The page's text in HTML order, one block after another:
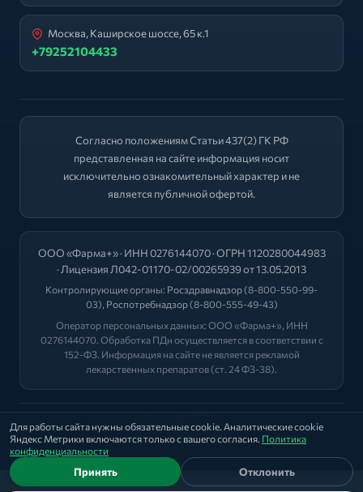
Для работы сайта нужны обязательные cookie. Аналитические cookie
Яндекс Метрики включаются только с вашего согласия. Политика
конфиденциальности
Принять Отклонить
Москва, Каширское шоссе, 65 к.1
+79252104433
Согласно положениям Статьи 437(2) ГК РФ
представленная на сайте информация носит
исключительно ознакомительный характер и не
является публичной офертой.
ООО «Фарма+» · ИНН 0276144070 · ОГРН 1120280044983
· Лицензия Л042-01170-02/00265939 от 13.05.2013
Контролирующие органы: Росздравнадзор(8-800-550-99-
03), Роспотребнадзор(8-800-555-49-43)
Оператор персональных данных: ООО «Фарма+», ИНН
0276144070. Обработка ПДн осуществляется в соответствии с
152-ФЗ. Информация на сайте не является рекламой
лекарственных препаратов (ст. 24 ФЗ-38).
2026 © "ФАРМА+"
Политика | Оферта | Лицензии